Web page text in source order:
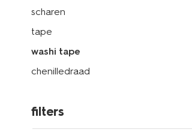
scharen
tape
washi tape
chenilledraad
filters